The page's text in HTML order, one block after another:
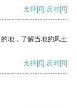
支持[0] 反对[0]
地，了解当地的风土
支持[0] 反对[0]